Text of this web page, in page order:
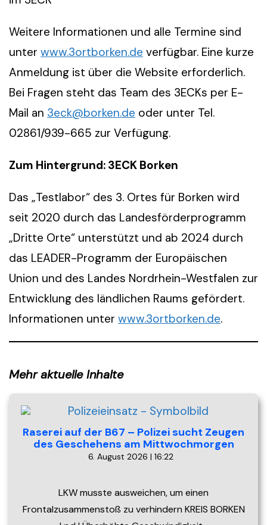
Weitere Informationen und alle Termine sind
unter www.3ortborken.de verfügbar. Eine kurze
Anmeldung ist über die Website erforderlich.
Bei Fragen steht das Team des 3ECKs per E-
Mail an 3eck@borken.de oder unter Tel.
02861/939-665 zur Verfügung.
Zum Hintergrund: 3ECK Borken
Das „Testlabor“ des 3. Ortes für Borken wird
seit 2020 durch das Landesförderprogramm
„Dritte Orte“ unterstützt und ab 2024 durch
das LEADER-Programm der Europäischen
Union und des Landes Nordrhein-Westfalen zur
Entwicklung des ländlichen Raums gefördert.
Informationen unter www.3ortborken.de.
Mehr aktuelle Inhalte
Raserei auf der B67 – Polizei sucht Zeugen
des Geschehens am Mittwochmorgen
6. August 2026 | 16:22
LKW musste ausweichen, um einen
Frontalzusammenstoß zu verhindern KREIS BORKEN